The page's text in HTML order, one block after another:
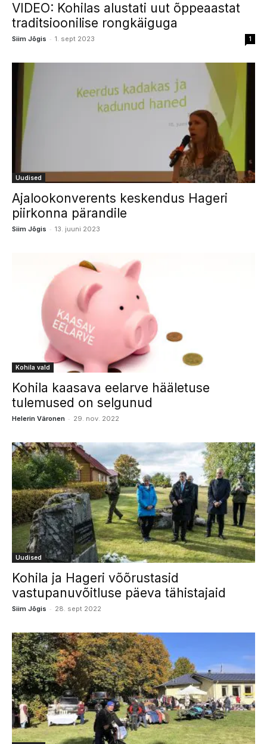
VIDEO: Kohilas alustati uut õppeaastat
traditsioonilise rongkäiguga
Siim Jõgis - 1. sept 2023 1
Uudised
Ajalookonverents keskendus Hageri
piirkonna pärandile
Siim Jõgis - 13. juuni 2023
Kohila vald
Kohila kaasava eelarve hääletuse
tulemused on selgunud
Helerin Väronen - 29. nov. 2022
Uudised
Kohila ja Hageri võõrustasid
vastupanuvõitluse päeva tähistajaid
Siim Jõgis - 28. sept 2022